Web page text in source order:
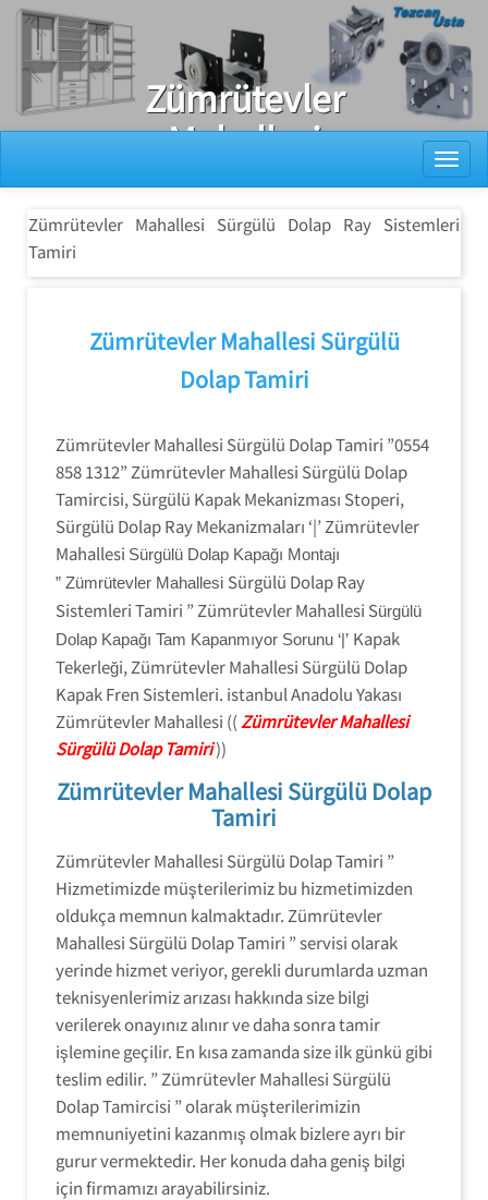
Ray Dolap Tamiri
Zümrütevler
Mahallesi
Sürgülü Dolap
Ray Sistemleri
Zümrütevler Mahallesi Sürgülü Dolap Ray Sistemleri
Tamiri
Zümrütevler Mahallesi Sürgülü
Dolap Tamiri
Zümrütevler Mahallesi Sürgülü Dolap Tamiri ”0554
858 1312” Zümrütevler Mahallesi Sürgülü Dolap
Tamircisi, Sürgülü Kapak Mekanizması Stoperi,
Sürgülü Dolap Ray Mekanizmaları ‘|’ Zümrütevler
Mahallesi Sürgülü Dolap Kapağı Montajı
” Zümrütevler Mahallesi Sürgülü Dolap Ray
Sistemleri Tamiri ” Zümrütevler Mahallesi Sürgülü
Dolap Kapağı Tam Kapanmıyor Sorunu ‘|’ Kapak
Tekerleği, Zümrütevler Mahallesi Sürgülü Dolap
Kapak Fren Sistemleri. istanbul Anadolu Yakası
Zümrütevler Mahallesi ((Zümrütevler Mahallesi
Sürgülü Dolap Tamiri))
Zümrütevler Mahallesi Sürgülü Dolap
Tamiri
Zümrütevler Mahallesi Sürgülü Dolap Tamiri ”
Hizmetimizde müşterilerimiz bu hizmetimizden
oldukça memnun kalmaktadır. Zümrütevler
Mahallesi Sürgülü Dolap Tamiri ” servisi olarak
yerinde hizmet veriyor, gerekli durumlarda uzman
teknisyenlerimiz arızası hakkında size bilgi
verilerek onayınız alınır ve daha sonra tamir
işlemine geçilir. En kısa zamanda size ilk günkü gibi
teslim edilir. ” Zümrütevler Mahallesi Sürgülü
Dolap Tamircisi ” olarak müşterilerimizin
memnuniyetini kazanmış olmak bizlere ayrı bir
gurur vermektedir. Her konuda daha geniş bilgi
için firmamızı arayabilirsiniz.